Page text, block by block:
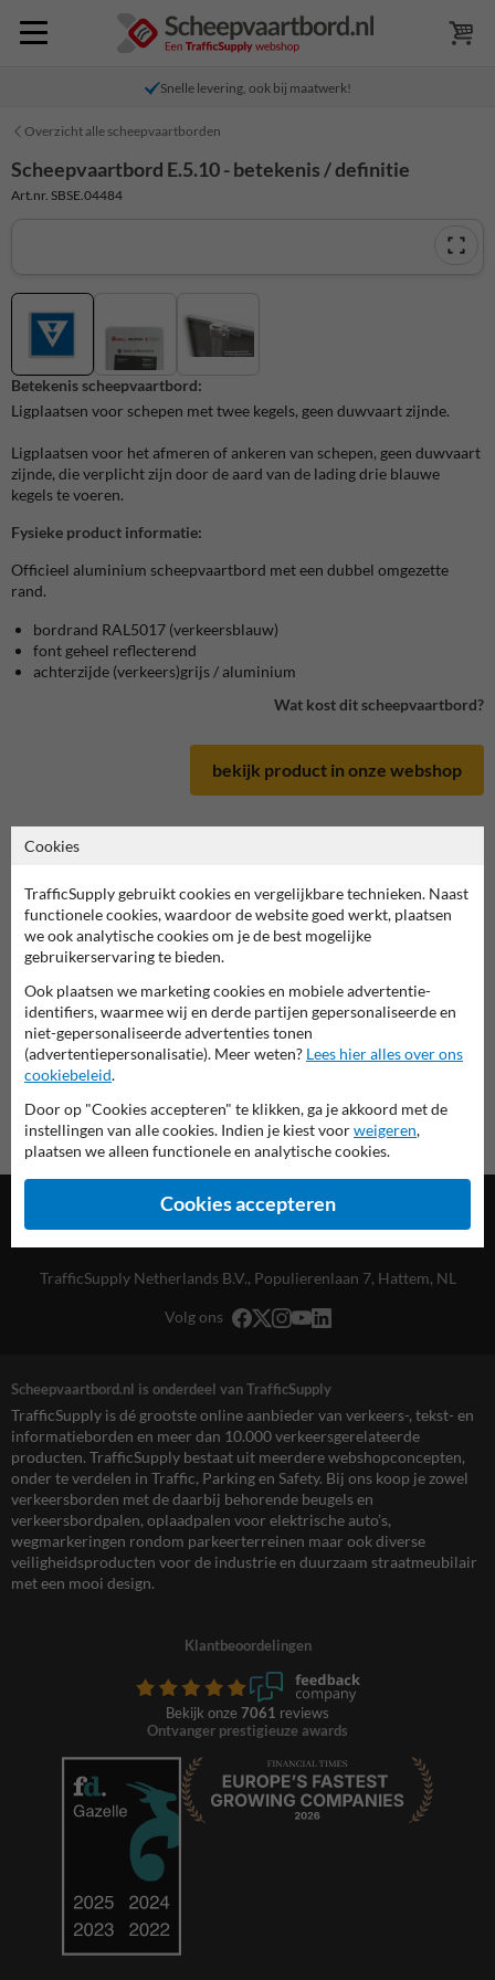
Snelle levering, ook bij maatwerk!
Overzicht alle scheepvaartborden
Scheepvaartbord in serie E
deze informatie printen
overzicht officiële scheepvaartborden
Scheepvaartbord.nl
Scheepvaartbord E.5.10 - betekenis / definitie
Art.nr. SBSE.04484
Betekenis scheepvaartbord:
Ligplaatsen voor schepen met twee kegels, geen duwvaart zijnde.
Ligplaatsen voor het afmeren of ankeren van schepen, geen duwvaart
zijnde, die verplicht zijn door de aard van de lading drie blauwe
kegels te voeren.
Fysieke product informatie:
Officieel aluminium scheepvaartbord met een dubbel omgezette
rand.
bordrand RAL5017 (verkeersblauw)
font geheel reflecterend
achterzijde (verkeers)grijs / aluminium
Wat kost dit scheepvaartbord?
bekijk product in onze webshop
TrafficSupply Netherlands B.V., Populierenlaan 7, Hattem, NL
Volg ons
Scheepvaartbord.nl is onderdeel van TrafficSupply
TrafficSupply is dé grootste online aanbieder van verkeers-, tekst- en
informatieborden en meer dan 10.000 verkeersgerelateerde
producten. TrafficSupply bestaat uit meerdere webshopconcepten,
onder te verdelen in Traffic, Parking en Safety. Bij ons koop je zowel
verkeersborden met de daarbij behorende beugels en
verkeersbordpalen, oplaadpalen voor elektrische auto’s,
wegmarkeringen rondom parkeerterreinen maar ook diverse
veiligheidsproducten voor de industrie en duurzaam straatmeubilair
met een mooi design.
Klantbeoordelingen
Bekijk onze 7061 reviews
Ontvanger prestigieuze awards
Cookies
TrafficSupply gebruikt cookies en vergelijkbare technieken. Naast
functionele cookies, waardoor de website goed werkt, plaatsen
we ook analytische cookies om je de best mogelijke
gebruikerservaring te bieden.
Ook plaatsen we marketing cookies en mobiele advertentie-
identifiers, waarmee wij en derde partijen gepersonaliseerde en
niet-gepersonaliseerde advertenties tonen
(advertentiepersonalisatie). Meer weten? Lees hier alles over ons
cookiebeleid.
Door op "Cookies accepteren" te klikken, ga je akkoord met de
instellingen van alle cookies. Indien je kiest voorweigeren,
plaatsen we alleen functionele en analytische cookies.
Cookies accepteren